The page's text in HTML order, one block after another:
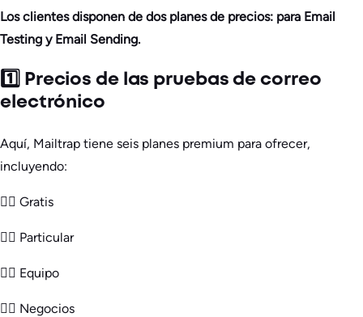
Los clientes disponen de dos planes de precios: para Email
Testing y Email Sending.
1️⃣ Precios de las pruebas de correo
electrónico
Aquí, Mailtrap tiene seis planes premium para ofrecer,
incluyendo:
👉🏻 Gratis
👉🏻 Particular
👉🏻 Equipo
👉🏻 Negocios